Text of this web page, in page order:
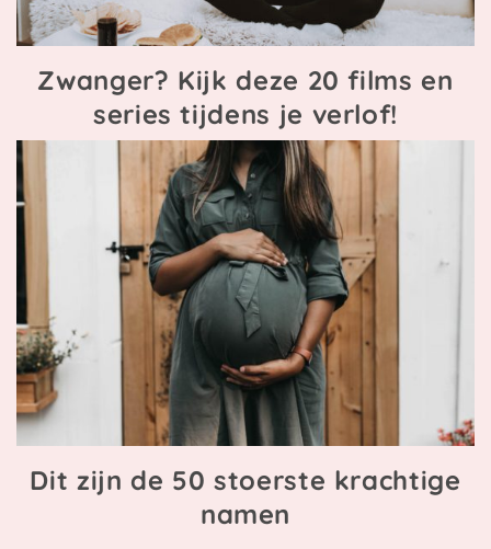
Zwanger? Kijk deze 20 films en
series tijdens je verlof!
Dit zijn de 50 stoerste krachtige
namen